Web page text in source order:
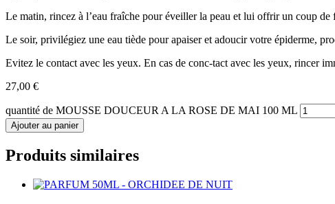
Le matin, rincez à l’eau fraîche pour éveiller la peau et lui offrir un coup de
Le soir, privilégiez une eau tiède pour apaiser et adoucir votre épiderme,
Evitez le contact avec les yeux. En cas de conc-tact avec les yeux, rincer
27,00 €
quantité de MOUSSE DOUCEUR A LA ROSE DE MAI 100 ML
Ajouter au panier
Produits similaires